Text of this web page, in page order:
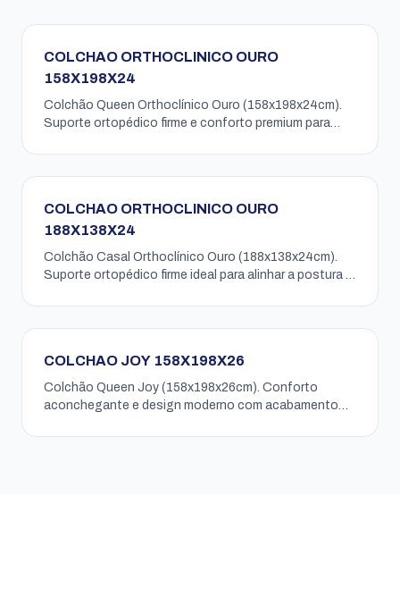
COLCHAO ORTHOCLINICO OURO
158X198X24
Colchão Queen Orthoclínico Ouro (158x198x24cm).
Suporte ortopédico firme e conforto premium para
COLCHAO ORTHOCLINICO OURO
188X138X24
Colchão Casal Orthoclínico Ouro (188x138x24cm).
Suporte ortopédico firme ideal para alinhar a postura e
COLCHAO JOY 158X198X26
Colchão Queen Joy (158x198x26cm). Conforto
aconchegante e design moderno com acabamento